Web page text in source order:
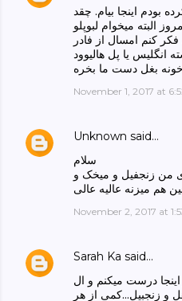
بودم اینجا بیام. چقد
البته میخوام لبوپلو
کنم امسال از فادر
یا پل هالیوود
خونه بغل دست ما بخره
November 1, 2017 at
Unknown said…
سلام
من زنجفیل و میخک و
هم میزنه عالیه عالی
November 2, 2017 at
Sarah Ka said…
درست میکنم و ال
و زنجبیل...کمی از هر